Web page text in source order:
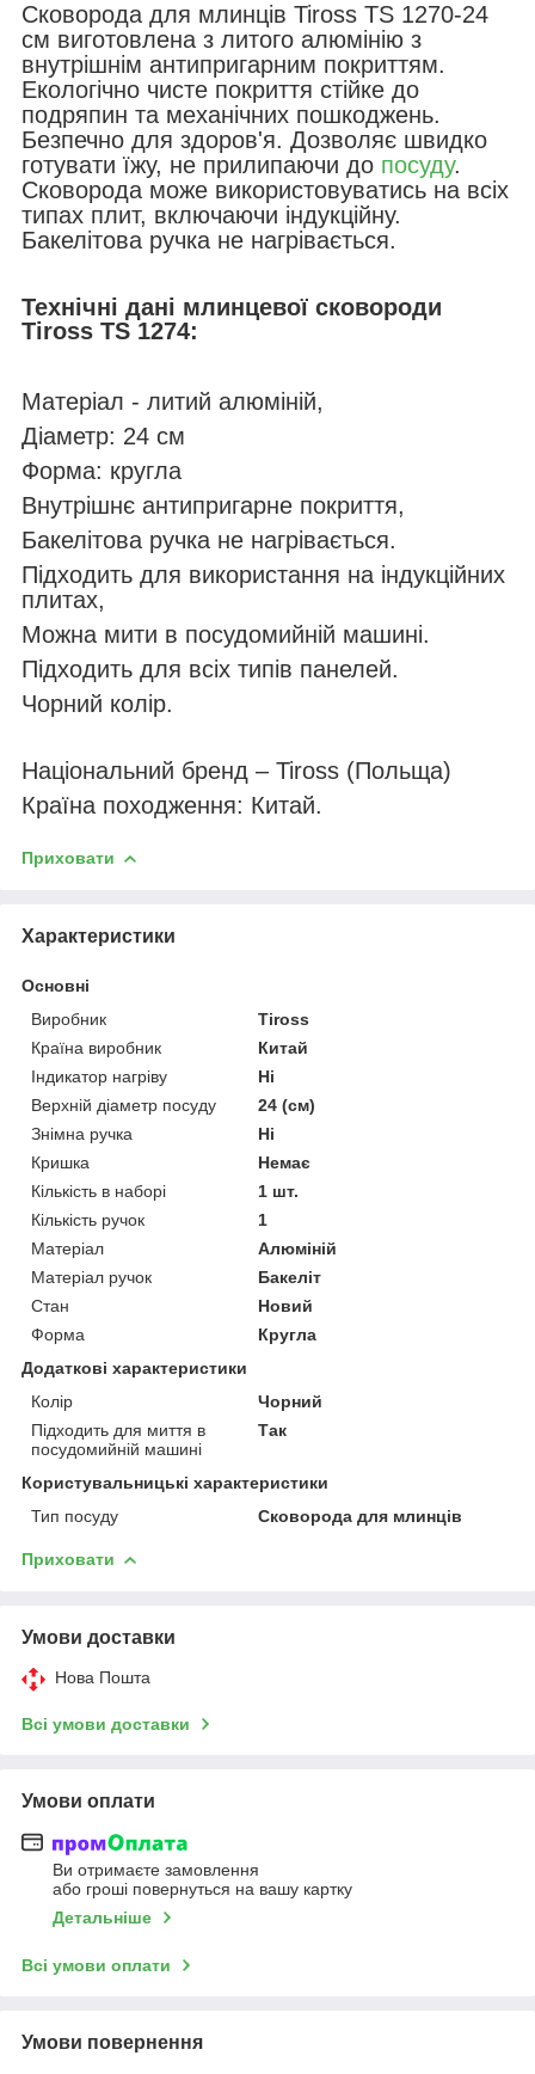
Сковорода для млинців Tiross TS 1270-24
см виготовлена з литого алюмінію з
внутрішнім антипригарним покриттям.
Екологічно чисте покриття стійке до
подряпин та механічних пошкоджень.
Безпечно для здоров'я. Дозволяє швидко
готувати їжу, не прилипаючи до посуду.
Сковорода може використовуватись на всіх
типах плит, включаючи індукційну.
Бакелітова ручка не нагрівається.
Технічні дані млинцевої сковороди
Tiross TS 1274:
Матеріал - литий алюміній,
Діаметр: 24 см
Форма: кругла
Внутрішнє антипригарне покриття,
Бакелітова ручка не нагрівається.
Підходить для використання на індукційних
плитах,
Можна мити в посудомийній машині.
Підходить для всіх типів панелей.
Чорний колір.
Національний бренд – Tiross (Польща)
Країна походження: Китай.
Приховати
Характеристики
Основні
Виробник
Tiross
Країна виробник
Китай
Індикатор нагріву
Ні
Верхній діаметр посуду
24 (см)
Знімна ручка
Ні
Кришка
Немає
Кількість в наборі
1 шт.
Кількість ручок
1
Матеріал
Алюміній
Матеріал ручок
Бакеліт
Стан
Новий
Форма
Кругла
Додаткові характеристики
Колір
Чорний
Підходить для миття в
посудомийній машині
Так
Користувальницькі характеристики
Тип посуду
Сковорода для млинців
Приховати
Умови доставки
Нова Пошта
Всі умови доставки
Умови оплати
Ви отримаєте замовлення
або гроші повернуться на вашу картку
Детальніше
Всі умови оплати
Умови повернення